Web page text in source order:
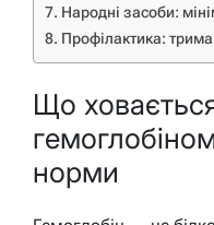
Народні засоби:
Профілактика:
Що
норми